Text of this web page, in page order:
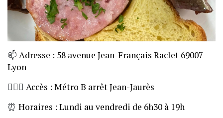
📫 Adresse : 58 avenue Jean-Français Raclet 69007
Lyon
🏃🏼‍♀️ Accès : Métro B arrêt Jean-Jaurès
⏰ Horaires : Lundi au vendredi de 6h30 à 19h